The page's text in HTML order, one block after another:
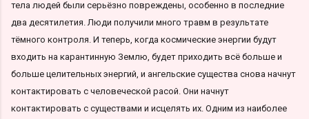
тела людей были серьёзно повреждены, особенно в последние
два десятилетия. Люди получили много травм в результате
тёмного контроля. И теперь, когда космические энергии будут
входить на карантинную Землю, будет приходить всё больше и
больше целительных энергий, и ангельские существа снова начнут
контактировать с человеческой расой. Они начнут
контактировать с существами и исцелять их. Одним из наиболее